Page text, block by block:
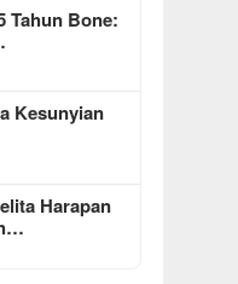
Tahun Bone:
Kesunyian
Harapan